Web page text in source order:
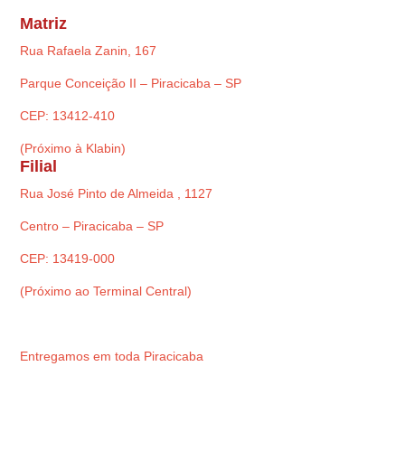
Matriz
Rua Rafaela Zanin, 167
Parque Conceição II – Piracicaba – SP
CEP: 13412-410
(Próximo à Klabin)
Filial
Rua José Pinto de Almeida , 1127
Centro – Piracicaba – SP
CEP: 13419-000
(Próximo ao Terminal Central)
Entregamos em toda Piracicaba